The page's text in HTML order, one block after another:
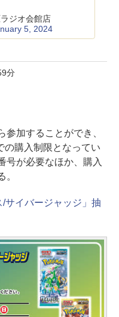
ジオ会館店
5, 2024
分
加することができ、
の購入制限となってい
号が必要なほか、購入
。
サイバージャッジ」抽